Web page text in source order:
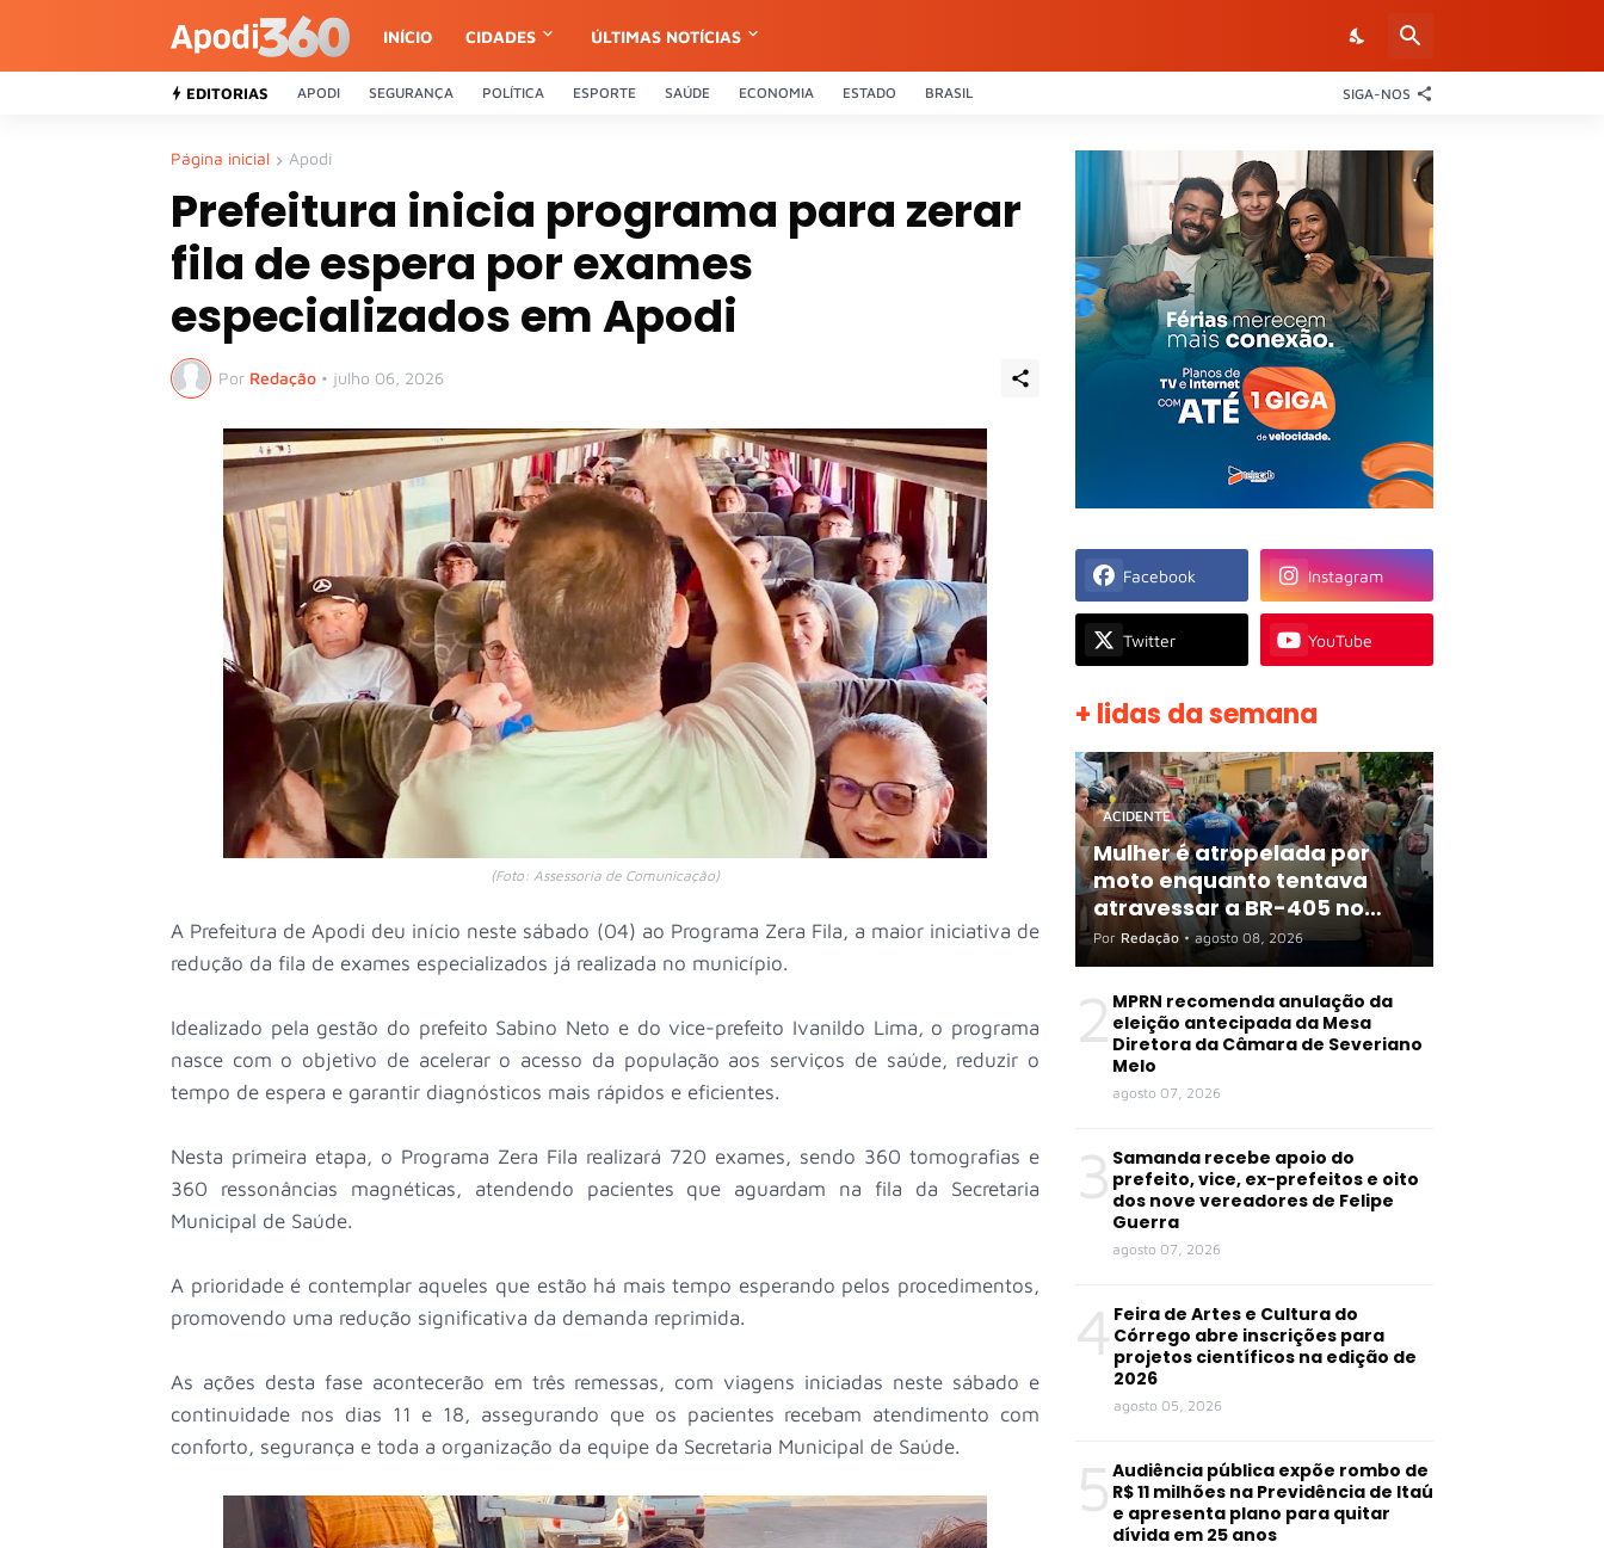
INÍCIO CIDADES ÚLTIMAS NOTÍCIAS
EDITORIAS APODI SEGURANÇA POLÍTICA ESPORTE SAÚDE ECONOMIA ESTADO BRASIL SIGA-NOS
Página inicial Apodi
Prefeitura inicia programa para zerar
fila de espera por exames
especializados em Apodi
Por Redação • julho 06, 2026
(Foto: Assessoria de Comunicação)
A Prefeitura de Apodi deu início neste sábado (04) ao Programa Zera Fila, a maior iniciativa de
redução da fila de exames especializados já realizada no município.
Idealizado pela gestão do prefeito Sabino Neto e do vice-prefeito Ivanildo Lima, o programa
nasce com o objetivo de acelerar o acesso da população aos serviços de saúde, reduzir o
tempo de espera e garantir diagnósticos mais rápidos e eficientes.
Nesta primeira etapa, o Programa Zera Fila realizará 720 exames, sendo 360 tomografias e
360 ressonâncias magnéticas, atendendo pacientes que aguardam na fila da Secretaria
Municipal de Saúde.
A prioridade é contemplar aqueles que estão há mais tempo esperando pelos procedimentos,
promovendo uma redução significativa da demanda reprimida.
As ações desta fase acontecerão em três remessas, com viagens iniciadas neste sábado e
continuidade nos dias 11 e 18, assegurando que os pacientes recebam atendimento com
conforto, segurança e toda a organização da equipe da Secretaria Municipal de Saúde.
Facebook Instagram
Twitter YouTube
+ lidas da semana
ACIDENTE
Mulher é atropelada por
moto enquanto tentava
atravessar a BR-405 no
Centro de Apodi
Por Redação • agosto 08, 2026
2 MPRN recomenda anulação da
eleição antecipada da Mesa
Diretora da Câmara de Severiano
Melo
agosto 07, 2026
3 Samanda recebe apoio do
prefeito, vice, ex-prefeitos e oito
dos nove vereadores de Felipe
Guerra
agosto 07, 2026
4 Feira de Artes e Cultura do
Córrego abre inscrições para
projetos científicos na edição de
2026
agosto 05, 2026
5 Audiência pública expõe rombo de
R$ 11 milhões na Previdência de Itaú
e apresenta plano para quitar
dívida em 25 anos